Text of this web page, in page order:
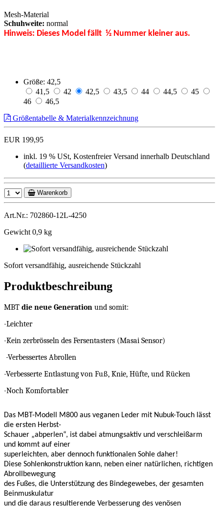
Mesh-Material
Schuhweite: normal
Hinweis: Dieses Model fällt ½ Nummer kleiner aus.
Größe: 42,5
41,5
42 42,5 43,5 44 44,5
45
46
46,5
Größentabelle & Materialkennzeichnung
EUR 199,95
inkl. 19 % USt, Kostenfreier Versand innerhalb Deutschland
(detaillierte Versandkosten)
Warenkorb
Art.Nr.: 702860-12L-4250
Gewicht 0,9 kg
Sofort versandfähig, ausreichende Stückzahl
Produktbeschreibung
MBT die neue Generation und somit:
-Leichter
-Kein zerbrösseln des Fersentasters (Masai Sensor)
-Verbessertes Abrollen
-Verbesserte Entlastung von Fuß, Knie, Hüfte, und Rücken
-Noch Komfortabler
Das MBT-Modell M800 aus veganen Leder mit Nubuk-Touch lässt
die ersten Herbst-
Schauer „abperlen“, ist dabei atmungsaktiv und verschleißarm
und kommt auf einer
superleichten, aber dennoch funktionalen Sohle daher!
Diese Sohlenkonstruktion kann, neben einer natürlichen, richtigen
Abrollbewegung
des Fußes, die Unterstützung des Bindegewebes, der gesamten
Beinmuskulatur
und die daraus resultierende Verbesserung des venösen